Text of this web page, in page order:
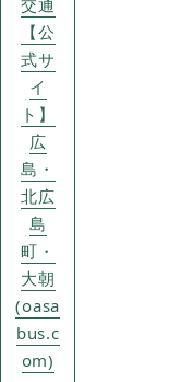
【公
式サ
イ
ト】
広
島・
北広
島
町・
大朝
(oasa
bus.c
om)